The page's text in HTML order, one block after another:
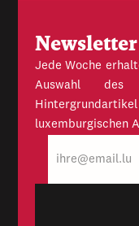
Jede Woche
Auswahl des
luxemburgischen
Mail